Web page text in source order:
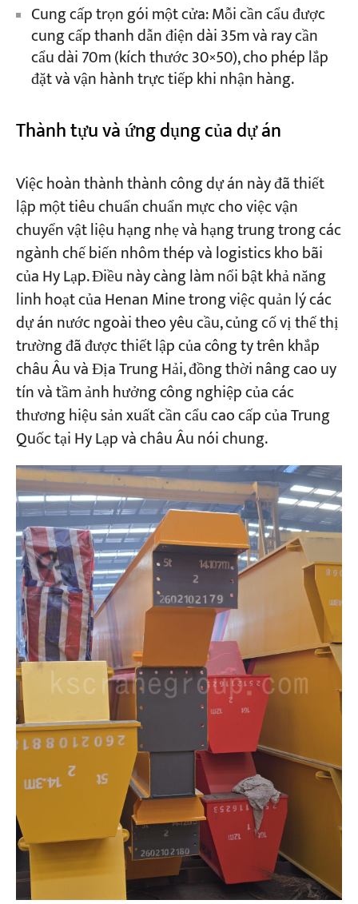
Cung cấp trọn gói một cửa: Mỗi cần cẩu được
cung cấp thanh dẫn điện dài 35m và ray cần
cẩu dài 70m (kích thước 30×50), cho phép lắp
đặt và vận hành trực tiếp khi nhận hàng.
Thành tựu và ứng dụng của dự án
Việc hoàn thành thành công dự án này đã thiết
lập một tiêu chuẩn chuẩn mực cho việc vận
chuyển vật liệu hạng nhẹ và hạng trung trong các
ngành chế biến nhôm thép và logistics kho bãi
của Hy Lạp. Điều này càng làm nổi bật khả năng
linh hoạt của Henan Mine trong việc quản lý các
dự án nước ngoài theo yêu cầu, củng cố vị thế thị
trường đã được thiết lập của công ty trên khắp
châu Âu và Địa Trung Hải, đồng thời nâng cao uy
tín và tầm ảnh hưởng công nghiệp của các
thương hiệu sản xuất cần cẩu cao cấp của Trung
Quốc tại Hy Lạp và châu Âu nói chung.